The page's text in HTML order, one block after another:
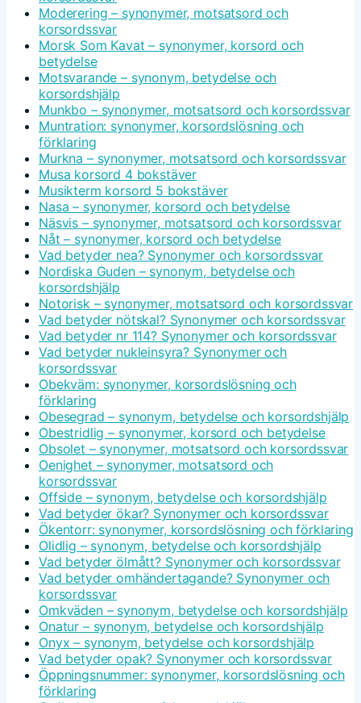
Moderering – synonymer, motsatsord och
korsordssvar
Morsk Som Kavat – synonymer, korsord och
betydelse
Motsvarande – synonym, betydelse och
korsordshjälp
Munkbo – synonymer, motsatsord och korsordssvar
Muntration: synonymer, korsordslösning och
förklaring
Murkna – synonymer, motsatsord och korsordssvar
Musa korsord 4 bokstäver
Musikterm korsord 5 bokstäver
Nasa – synonymer, korsord och betydelse
Näsvis – synonymer, motsatsord och korsordssvar
Nåt – synonymer, korsord och betydelse
Vad betyder nea? Synonymer och korsordssvar
Nordiska Guden – synonym, betydelse och
korsordshjälp
Notorisk – synonymer, motsatsord och korsordssvar
Vad betyder nötskal? Synonymer och korsordssvar
Vad betyder nr 114? Synonymer och korsordssvar
Vad betyder nukleinsyra? Synonymer och
korsordssvar
Obekväm: synonymer, korsordslösning och
förklaring
Obesegrad – synonym, betydelse och korsordshjälp
Obestridlig – synonymer, korsord och betydelse
Obsolet – synonymer, motsatsord och korsordssvar
Oenighet – synonymer, motsatsord och
korsordssvar
Offside – synonym, betydelse och korsordshjälp
Vad betyder ökar? Synonymer och korsordssvar
Ökentorr: synonymer, korsordslösning och förklaring
Olidlig – synonym, betydelse och korsordshjälp
Vad betyder ölmått? Synonymer och korsordssvar
Vad betyder omhändertagande? Synonymer och
korsordssvar
Omkväden – synonym, betydelse och korsordshjälp
Onatur – synonym, betydelse och korsordshjälp
Onyx – synonym, betydelse och korsordshjälp
Vad betyder opak? Synonymer och korsordssvar
Öppningsnummer: synonymer, korsordslösning och
förklaring